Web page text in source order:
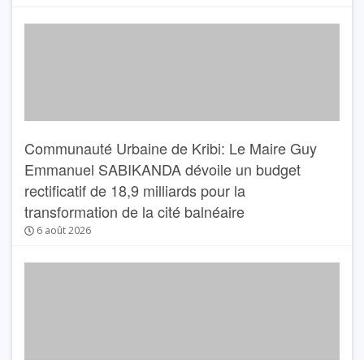
Communauté Urbaine de Kribi: Le Maire Guy
Emmanuel SABIKANDA dévoile un budget
rectificatif de 18,9 milliards pour la
transformation de la cité balnéaire
6 août 2026